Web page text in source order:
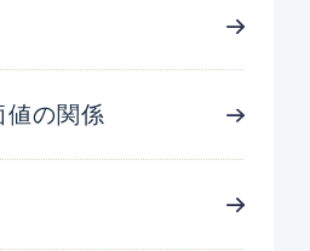
値の関係